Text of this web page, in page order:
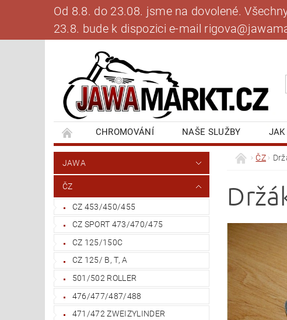
Od 8.8. do 23.08. jsme na dovolené.
23.8. bude k dispozici e-mail
CHROMOVÁNÍ NAŠE SLUŽBY JAK
BANKOVNÍ SPOJENÍ
NAPIŠTE NÁM
JAWA
ČZ
CZ 453/450/455
CZ SPORT 473/470/475
CZ 125/150C
CZ 125/ B, T, A
501/502 ROLLER
476/477/487/488
471/472 ZWEIZYLINDER
ČZ